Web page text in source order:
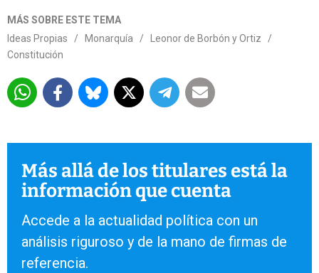
MÁS SOBRE ESTE TEMA
Ideas Propias
/ Monarquía / Leonor de Borbón y Ortiz
/
Constitución
Más allá de los titulares está la
información que cuenta
Accede a la actualidad política con un
análisis riguroso y de la mano de firmas de
referencia.